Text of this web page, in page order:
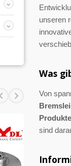
unseren
Was
Von
Produkte
sind